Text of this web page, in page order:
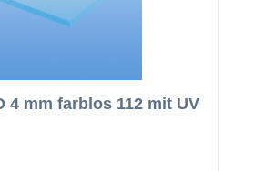
4 mm farblos 112 mit UV